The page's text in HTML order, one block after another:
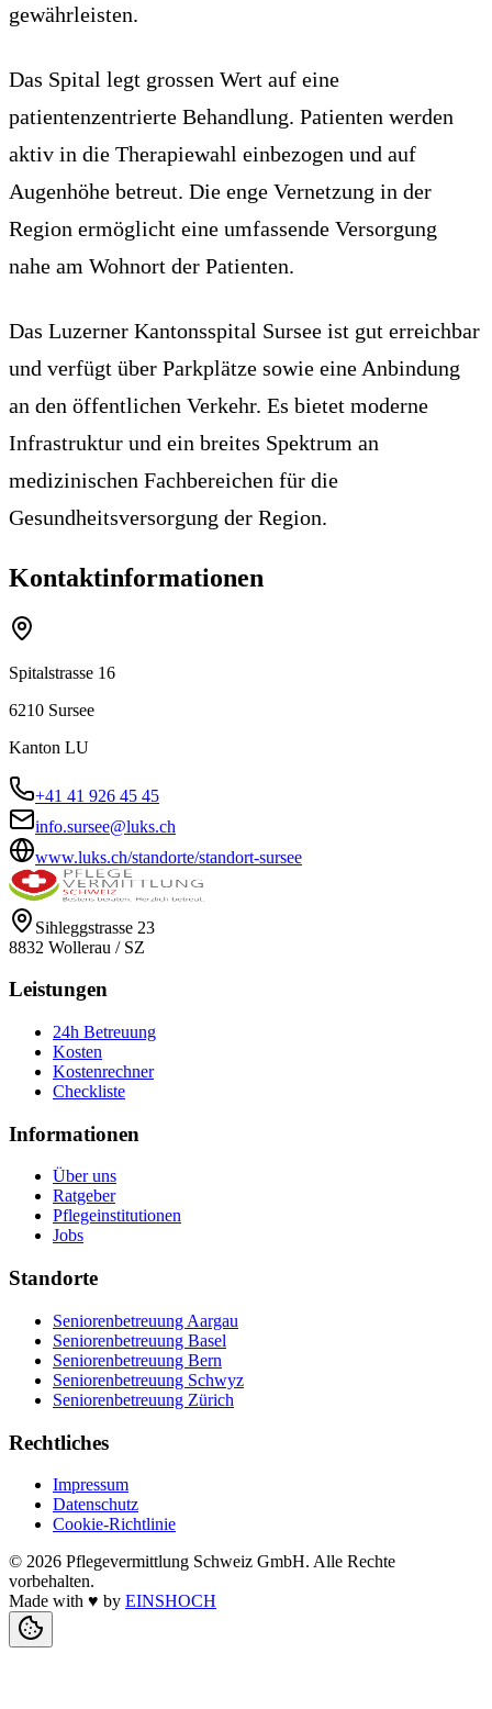
gewährleisten.
Das Spital legt grossen Wert auf eine
patientenzentrierte Behandlung. Patienten werden
aktiv in die Therapiewahl einbezogen und auf
Augenhöhe betreut. Die enge Vernetzung in der
Region ermöglicht eine umfassende Versorgung
nahe am Wohnort der Patienten.
Das Luzerner Kantonsspital Sursee ist gut erreichbar
und verfügt über Parkplätze sowie eine Anbindung
an den öffentlichen Verkehr. Es bietet moderne
Infrastruktur und ein breites Spektrum an
medizinischen Fachbereichen für die
Gesundheitsversorgung der Region.
Kontaktinformationen
Spitalstrasse 16
6210 Sursee
Kanton LU
+41 41 926 45 45
info.sursee@luks.ch
www.luks.ch/standorte/standort-sursee
Sihleggstrasse 23
8832 Wollerau / SZ
Leistungen
24h Betreuung
Kosten
Kostenrechner
Checkliste
Informationen
Über uns
Ratgeber
Pflegeinstitutionen
Jobs
Standorte
Seniorenbetreuung Aargau
Seniorenbetreuung Basel
Seniorenbetreuung Bern
Seniorenbetreuung Schwyz
Seniorenbetreuung Zürich
Rechtliches
Impressum
Datenschutz
Cookie-Richtlinie
© 2026 Pflegevermittlung Schweiz GmbH. Alle Rechte
vorbehalten.
Made with ♥ by EINSHOCH